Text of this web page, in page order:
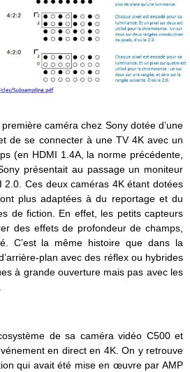
caméra chez Sony dotée d’une
de se connecter à une TV 4K avec un
(en HDMI 1.4A, la norme précédente,
présentait au passage un moniteur
2.0. Ces deux caméras 4K étant dotées
plus adaptées à du reportage et du
de fiction. En effet, les petits capteurs
des effets de profondeur de champs,
C’est la même histoire que dans la
plan avec des réflex ou hybrides
à grande ouverture mais pas avec les
de sa caméra vidéo C500 et
en direct en 4K. On y retrouve
qui avait été mise en œuvre par AMP